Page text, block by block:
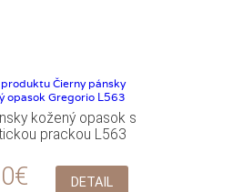
kožený opasok s
prackou L563
DETAIL